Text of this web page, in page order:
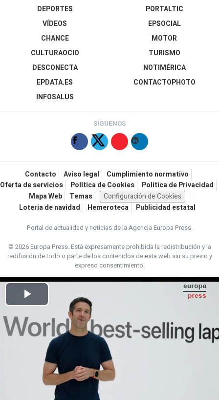
DEPORTES
VÍDEOS
PORTALTIC
EPSOCIAL
CHANCE
CULTURAOCIO
DESCONECTA
EPDATA.ES
INFOSALUS
MOTOR
TURISMO
NOTIMÉRICA
CONTACTOPHOTO
SÍGUENOS
Contacto Aviso legal
Cumplimiento normativo
Oferta de servicios
Política de Cookies
Política de Privacidad
Mapa Web
Temas
Configuración de Cookies
Loteria de navidad
Hemeroteca Publicidad estatal
Portal de actualidad y noticias de la Agencia Europa Press.
© 2026 Europa Press.Está expresamente prohibida la redistribución y la
redifusión de todo o parte de los contenidos de esta web sin su previo y
expreso consentimiento.